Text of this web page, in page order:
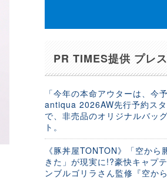
PR TIMES提供 プレ
「今年の本命アウターは、今
antiqua 2026AW先行予約ス
で、非売品のオリジナルバッ
ト。
《豚丼屋TONTON》「空から
きた」が現実に!?豪快キャプ
ンブルゴリラさん監修『空か